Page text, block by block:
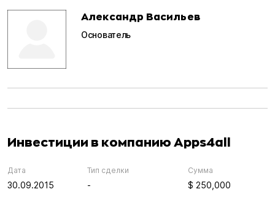
Александр Васильев
Основатель
Инвестиции в компанию Apps4all
Дата
30.09.2015
Тип сделки
-
Сумма
$ 250,000